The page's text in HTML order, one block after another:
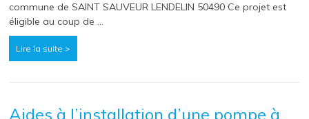
commune de SAINT SAUVEUR LENDELIN 50490 Ce projet est
éligible au coup de …
Lire la suite >
Aides à l’installation d’une pompe à